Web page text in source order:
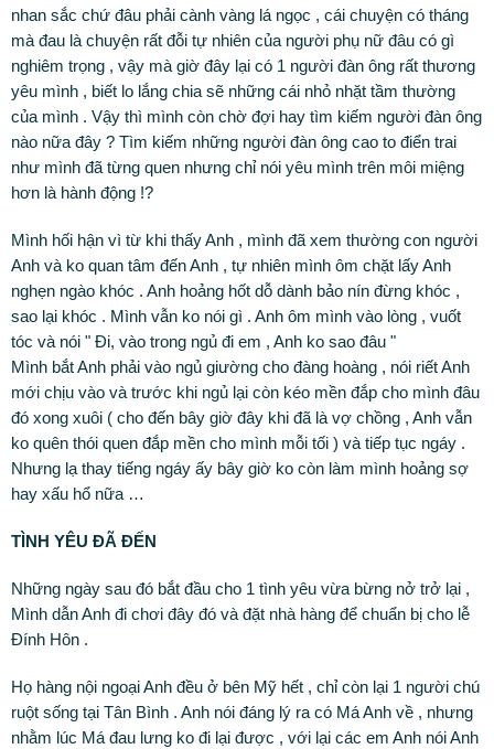
nhan sắc chứ đâu phải cành vàng lá ngọc , cái chuyện có tháng
mà đau là chuyện rất đỗi tự nhiên của người phụ nữ đâu có gì
nghiêm trọng , vậy mà giờ đây lại có 1 người đàn ông rất thương
yêu mình , biết lo lắng chia sẽ những cái nhỏ nhặt tầm thường
của mình . Vậy thì mình còn chờ đợi hay tìm kiếm người đàn ông
nào nữa đây ? Tìm kiếm những người đàn ông cao to điển trai
như mình đã từng quen nhưng chỉ nói yêu mình trên môi miệng
hơn là hành động !?
Mình hối hận vì từ khi thấy Anh , mình đã xem thường con người
Anh và ko quan tâm đến Anh , tự nhiên mình ôm chặt lấy Anh
nghẹn ngào khóc . Anh hoảng hốt dỗ dành bảo nín đừng khóc ,
sao lại khóc . Mình vẫn ko nói gì . Anh ôm mình vào lòng , vuốt
tóc và nói " Đi, vào trong ngủ đi em , Anh ko sao đâu "
Mình bắt Anh phải vào ngủ giường cho đàng hoàng , nói riết Anh
mới chịu vào và trước khi ngủ lại còn kéo mền đắp cho mình đâu
đó xong xuôi ( cho đến bây giờ đây khi đã là vợ chồng , Anh vẫn
ko quên thói quen đắp mền cho mình mỗi tối ) và tiếp tục ngáy .
Nhưng lạ thay tiếng ngáy ấy bây giờ ko còn làm mình hoảng sợ
hay xấu hổ nữa …
TÌNH YÊU ĐÃ ĐẾN
Những ngày sau đó bắt đầu cho 1 tình yêu vừa bừng nở trở lại ,
Mình dẫn Anh đi chơi đây đó và đặt nhà hàng để chuẩn bị cho lễ
Đính Hôn .
Họ hàng nội ngoại Anh đều ở bên Mỹ hết , chỉ còn lại 1 người chú
ruột sống tại Tân Bình . Anh nói đáng lý ra có Má Anh về , nhưng
nhằm lúc Má đau lưng ko đi lại được , với lại các em Anh nói Anh